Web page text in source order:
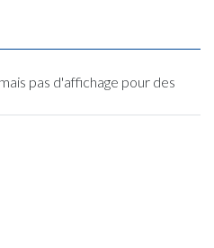
pas d'affichage pour des